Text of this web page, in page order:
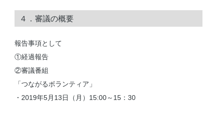
４．審議の概要
報告事項として
①経過報告
②審議番組
「つながるボランティア」
・2019年5月13日（月）15:00～15：30